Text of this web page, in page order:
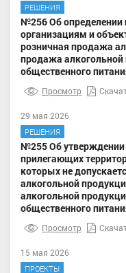
РЕШЕНИЯ
№256 Об определении
организациям и
розничная продажа
продажа алкогольной
общественного
Просмотр
29 мая 2026
РЕШЕНИЯ
№255 Об утверждении
прилегающих
которых не
алкогольной
алкогольной
общественного
Просмотр
15 мая 2026
ПРОЕКТЫ